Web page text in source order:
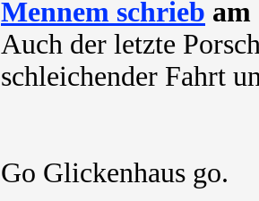
Mennem schrieb am
Auch der letzte
schleichender Fahrt
Go Glickenhaus go.